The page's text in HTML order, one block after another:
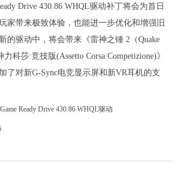
Drive 430.86 WHQL驱动补丁将会为首日
家带来极致体验，也能进一步优化和增强旧
的驱动中，将会带来《雷神之锤 2（Quake
科莎:竞技版(Assetto Corsa Competizione)》
了对新G-Sync电竞显示屏和新VR耳机的支